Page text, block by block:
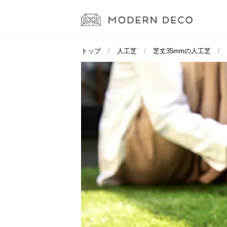
トップ 人工芝 芝丈35mmの人工芝